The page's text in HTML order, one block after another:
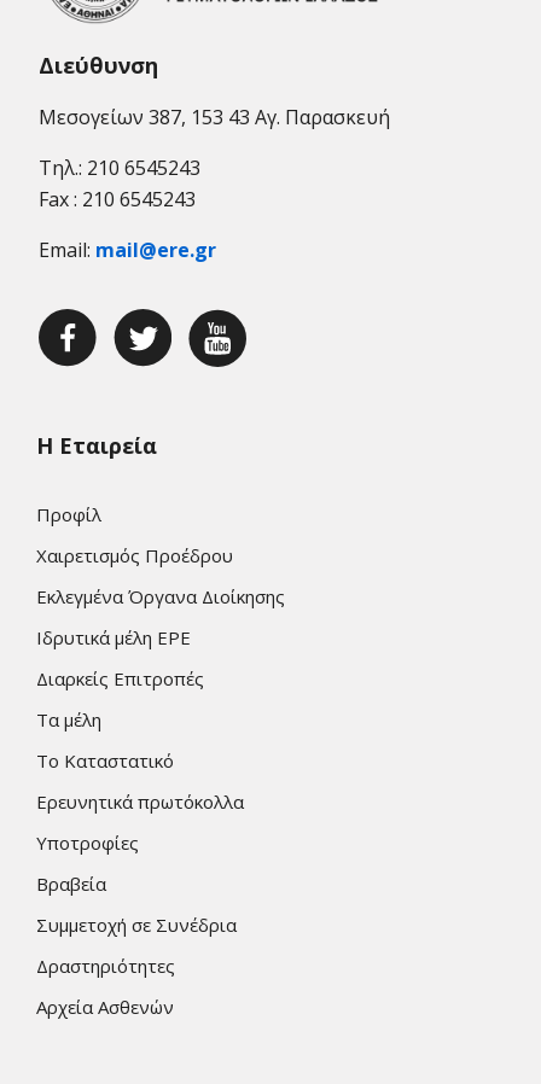
Διεύθυνση
Μεσογείων 387, 153 43 Αγ. Παρασκευή
Τηλ.: 210 6545243
Fax : 210 6545243
Email: mail@ere.gr
Η Εταιρεία
Προφίλ
Χαιρετισμός Προέδρου
Εκλεγμένα Όργανα Διοίκησης
Ιδρυτικά μέλη ΕΡΕ
Διαρκείς Επιτροπές
Τα μέλη
Το Καταστατικό
Ερευνητικά πρωτόκολλα
Υποτροφίες
Βραβεία
Συμμετοχή σε Συνέδρια
Δραστηριότητες
Αρχεία Ασθενών